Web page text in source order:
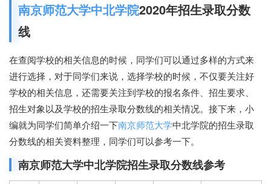
南京师范大学中北学院2020年招生录取分数
线
在查阅学校的相关信息的时候，同学们可以通过多样的方式来
进行选择，对于同学们来说，选择学校的时候，不仅要关注好
学校的相关信息，还需要关注到学校的报名条件、招生要求、
招生对象以及学校的招生录取分数线的相关情况。接下来，小
编就为同学们简单介绍一下南京师范大学中北学院的招生录取
分数线的相关资料整理，同学们可以参考一下。
南京师范大学中北学院招生录取分数线参考